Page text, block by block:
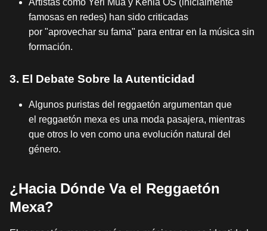
famosas en redes) han sido criticadas
por "aprovechar su fama" para entrar en la música sin
formación.
3. El Debate Sobre la Autenticidad
Algunos puristas del reggaetón argumentan que
el reggaetón mexa es una moda pasajera, mientras
que otros lo ven como una evolución natural del
género.
¿Hacia Dónde Va el Reggaetón
Mexa?